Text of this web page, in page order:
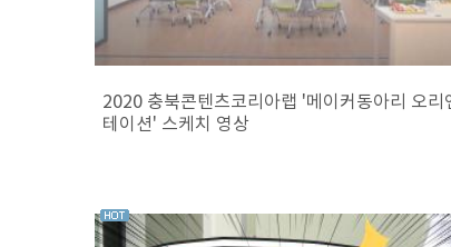
2020 충북콘텐츠코리아랩 '메이커동아리 오리
테이션' 스케치 영상